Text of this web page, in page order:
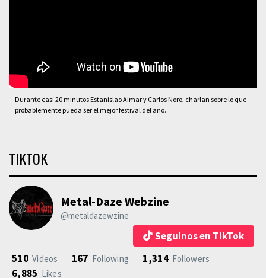
Durante casi 20 minutos Estanislao Aimar y Carlos Noro, charlan sobre lo que
probablemente pueda ser el mejor festival del año.
TIKTOK
Metal-Daze Webzine
@metaldazewzine
Seguinos en TikTok
510 Videos 167 Following 1,314 Followers
6,885 Likes